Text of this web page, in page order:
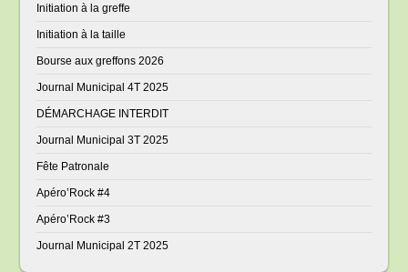
Initiation à la greffe
Initiation à la taille
Bourse aux greffons 2026
Journal Municipal 4T 2025
DÉMARCHAGE INTERDIT
Journal Municipal 3T 2025
Fête Patronale
Apéro’Rock #4
Apéro’Rock #3
Journal Municipal 2T 2025